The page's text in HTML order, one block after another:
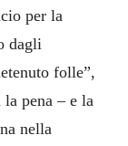
per la
dagli
folle”,
pena – e la
nella